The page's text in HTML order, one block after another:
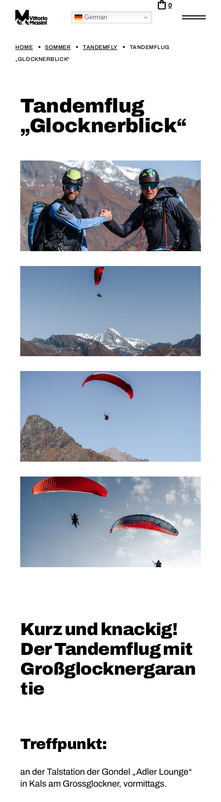
German
0
HOME SOMMER TANDEMFLY
TANDEMFLUG
„GLOCKNERBLICK“
Tandemflug
„Glocknerblick“
Kurz und knackig!
Der Tandemflug mit
Großglocknergaran
tie
Treffpunkt:
an der Talstation der Gondel „Adler Lounge“
in Kals am Grossglockner, vormittags.